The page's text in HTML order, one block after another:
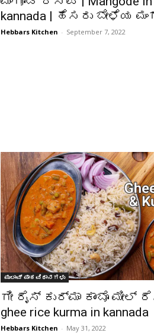
kannada | ಹೆಸರು ಬೇಳೆಯ
Hebbars Kitchen - September 7, 2022
ಪುಲಾವ್ ಪಾಕವಿಧಾನಗಳು
ಗೀ ರೈಸ್ ಕುರ್ಮಾ ಕಾಂಬೊ ಮೀಲ್
ghee rice kurma in kannada
Hebbars Kitchen - May 31, 2022